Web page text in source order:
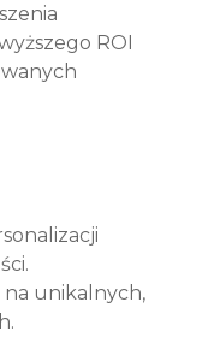
ROI
na unikalnych,